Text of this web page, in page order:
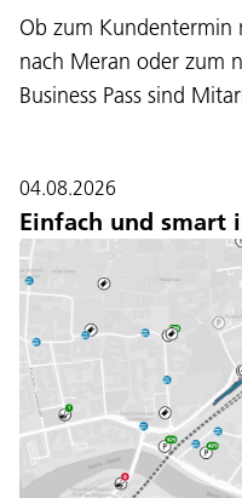
Ob zum Kundentermin
nach Meran oder zum
Business Pass sind
04.08.2026
Einfach und smart